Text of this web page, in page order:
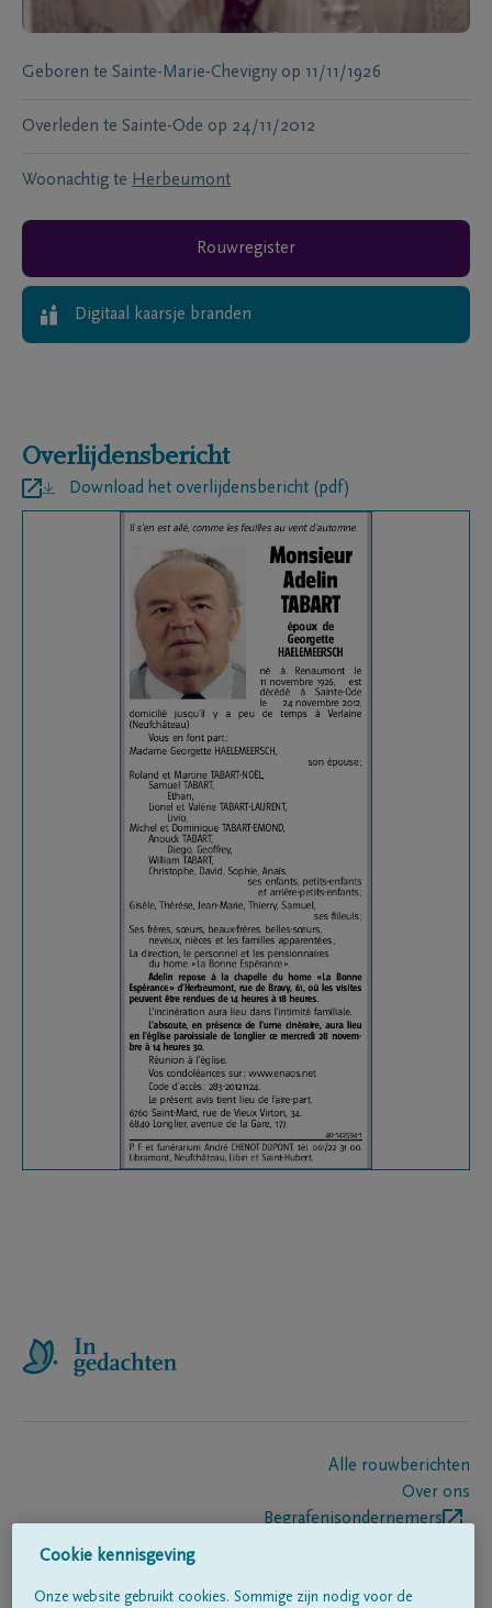
Geboren te Sainte-Marie-Chevigny op 11/11/1926
Overleden te Sainte-Ode op 24/11/2012
Woonachtig te Herbeumont
Rouwregister
Digitaal kaarsje branden
Overlijdensbericht
Download het overlijdensbericht (pdf)
Alle rouwberichten
Over ons
Begrafenisondernemers
Cookie kennisgeving
Onze website gebruikt cookies. Sommige zijn nodig voor de